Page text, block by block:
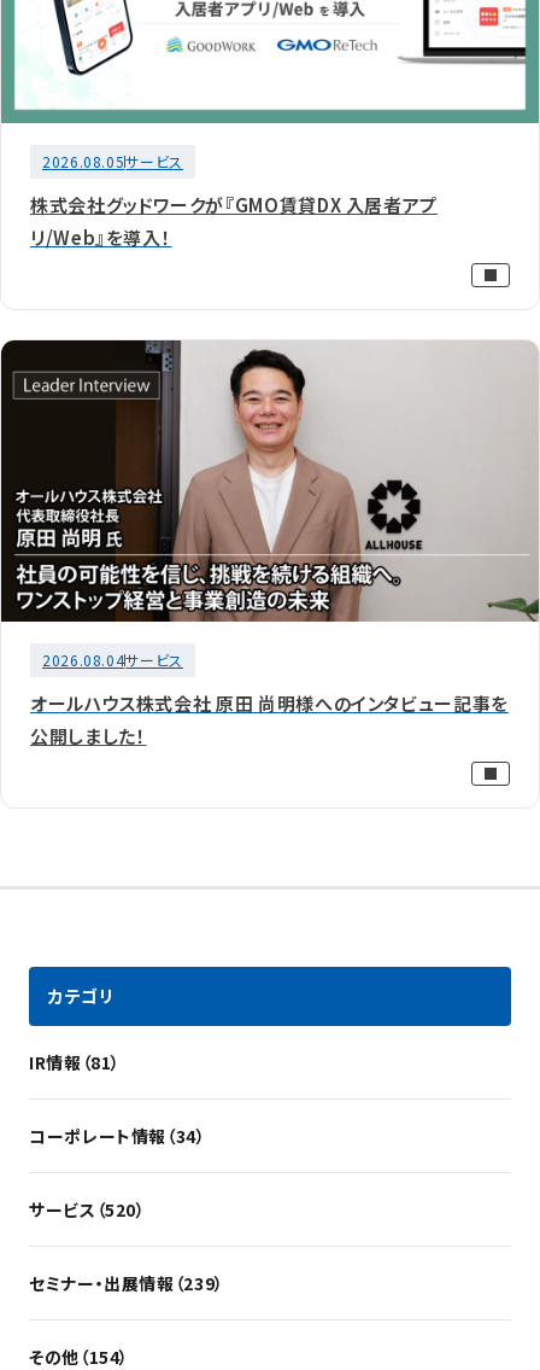
2026.08.05サービス
株式会社グッドワークが『GMO賃貸DX 入居者アプ
リ/Web』を導入！
2026.08.04サービス
オールハウス株式会社 原田 尚明様へのインタビュー記事を
公開しました！
カテゴリ
IR情報（81）
コーポレート情報（34）
サービス（520）
セミナー・出展情報（239）
その他（154）